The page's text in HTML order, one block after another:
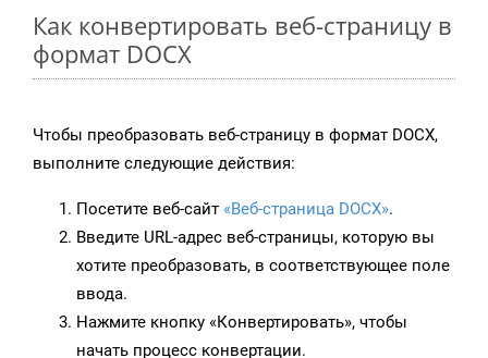
Как конвертировать веб-страницу в
формат DOCX
Чтобы преобразовать веб-страницу в формат DOCX,
выполните следующие действия:
Посетите веб-сайт «Веб-страница DOCX».
Введите URL-адрес веб-страницы, которую вы
хотите преобразовать, в соответствующее поле
ввода.
Нажмите кнопку «Конвертировать», чтобы
начать процесс конвертации.